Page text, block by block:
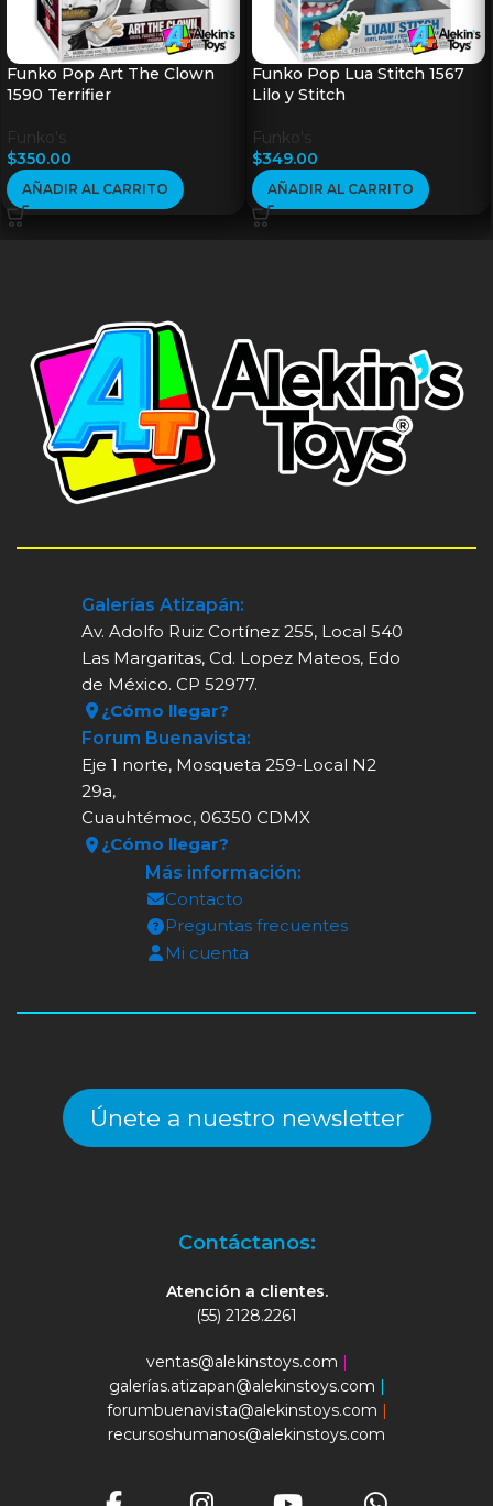
Funko Pop Art The Clown
1590 Terrifier
Funko's
$350.00
AÑADIR AL CARRITO
Funko Pop Lua Stitch 1567
Lilo y Stitch
Funko's
$349.00
AÑADIR AL CARRITO
Galerías Atizapán:
Av. Adolfo Ruiz Cortínez 255, Local 540
Las Margaritas, Cd. Lopez Mateos, Edo
de México. CP 52977.
¿Cómo llegar?
Forum Buenavista:
Eje 1 norte, Mosqueta 259-Local N2
29a,
Cuauhtémoc, 06350 CDMX
¿Cómo llegar?
Más información:
Contacto
Preguntas frecuentes
Mi cuenta
Únete a nuestro newsletter
Contáctanos:
Atención a clientes.
(55) 2128.2261
ventas@alekinstoys.com |
galerías.atizapan@alekinstoys.com |
forumbuenavista@alekinstoys.com |
recursoshumanos@alekinstoys.com